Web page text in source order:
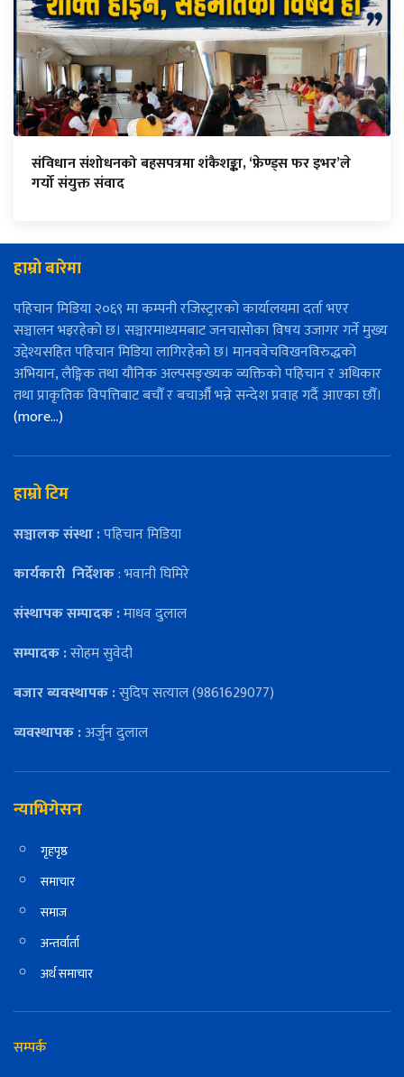
संविधान संशोधनको बहसपत्रमा शंकैशङ्का, ‘फ्रेण्ड्स फर इभर’ले
गर्यो संयुक्त संवाद
हाम्रो बारेमा
पहिचान मिडिया २०६९ मा कम्पनी रजिस्ट्रारको कार्यालयमा दर्ता भएर
सञ्चालन भइरहेको छ। सञ्चारमाध्यमबाट जनचासोका विषय उजागर गर्ने मुख्य
उद्देश्यसहित पहिचान मिडिया लागिरहेको छ। मानववेचविखनविरुद्धको
अभियान, लैङ्गिक तथा यौनिक अल्पसङ्ख्यक व्यक्तिको पहिचान र अधिकार
तथा प्राकृतिक विपत्तिबाट बचौँ र बचाऔँ भन्ने सन्देश प्रवाह गर्दै आएका छौँ।
(more…)
हाम्रो टिम
सञ्चालक संस्था :पहिचान मिडिया
कार्यकारी निर्देशक: भवानी घिमिरे
संस्थापक सम्पादक :माधव दुलाल
सम्पादक :सोहम सुवेदी
बजार ब्यवस्थापक :सुदिप सत्याल (9861629077)
व्यवस्थापक :अर्जुन दुलाल
न्याभिगेसन
गृहपृष्ठ
समाचार
समाज
अन्तर्वार्ता
अर्थ समाचार
सम्पर्क